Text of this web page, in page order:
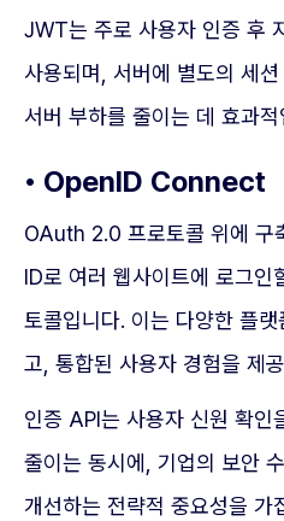
JWT는 주로 사용자 인증 후
사용되며, 서버에 별도의 세
서버 부하를 줄이는 데 효과적
• OpenID Connect
OAuth 2.0 프로토콜 위에 구
ID로 여러 웹사이트에 로그인
토콜입니다. 이는 다양한 플
고, 통합된 사용자 경험을 제
인증 API는 사용자 신원 확인
줄이는 동시에, 기업의 보안
개선하는 전략적 중요성을 가